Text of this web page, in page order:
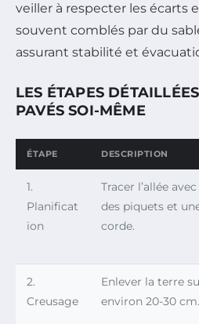
veiller à respecter les écarts
souvent comblés par du
assurant stabilité et
LES ÉTAPES
PAVÉS SOI-MÊME
ÉTAPE DESCRIPTION
1.
Planificat
ion
Tracer l’allée avec
des piquets et
corde.
2.
Creusage
Enlever la terre
environ 20-30 cm.